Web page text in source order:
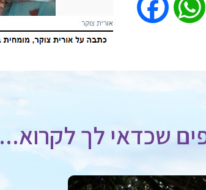
Email
WhatsApp
שכדאי לך לקרוא...